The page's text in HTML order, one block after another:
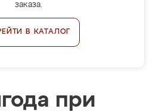
заказа.
В КАТАЛОГ
при